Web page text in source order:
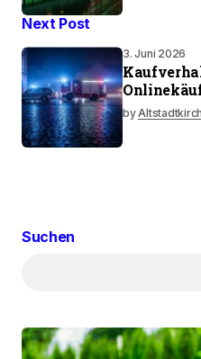
Next Post
3. Juni 2026
by
Suchen